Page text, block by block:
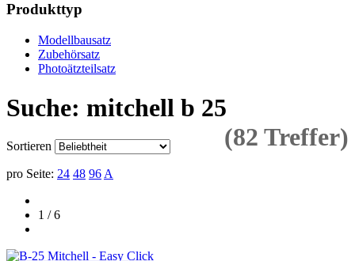
Produkttyp
Modellbausatz
Zubehörsatz
Photoätzteilsatz
Suche: mitchell b 25
(82 Treffer)
Sortieren
pro Seite: 24 48 96 A
1 / 6